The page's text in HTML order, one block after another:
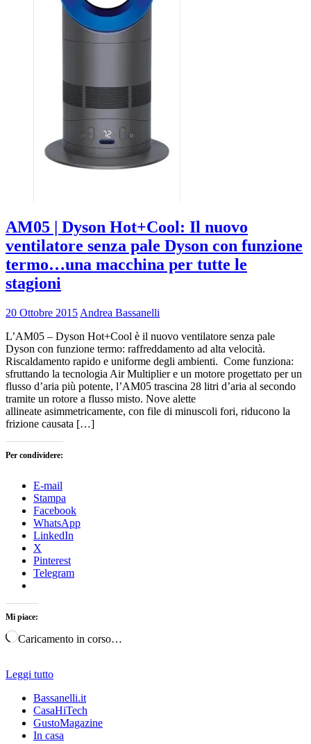
AM05 | Dyson Hot+Cool: Il nuovo
ventilatore senza pale Dyson con funzione
termo…una macchina per tutte le
stagioni
20 Ottobre 2015 Andrea Bassanelli
L’AM05 – Dyson Hot+Cool è il nuovo ventilatore senza pale
Dyson con funzione termo: raffreddamento ad alta velocità.
Riscaldamento rapido e uniforme degli ambienti. Come funziona:
sfruttando la tecnologia Air Multiplier e un motore progettato per un
flusso d’aria più potente, l’AM05 trascina 28 litri d’aria al secondo
tramite un rotore a flusso misto. Nove alette
allineate asimmetricamente, con file di minuscoli fori, riducono la
frizione causata […]
Per condividere:
E-mail
Stampa
Facebook
WhatsApp
LinkedIn
X
Pinterest
Telegram
Mi piace:
Caricamento in corso…
Leggi tutto
Bassanelli.it
CasaHiTech
GustoMagazine
In casa